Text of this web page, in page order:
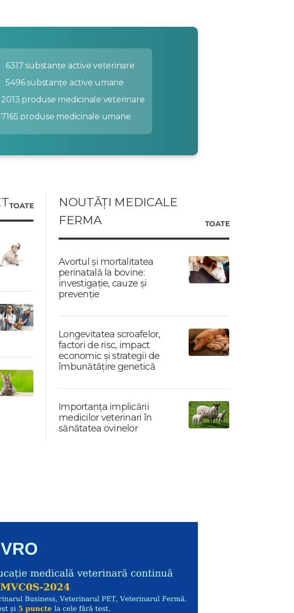
6317 substanțe active veterinare
5496 substanțe active umane
2013 produse medicinale veterinare
7165 produse medicinale umane
TOATE
NOUTĂȚI MEDICALE
FERMA
TOATE
Avortul și mortalitatea
perinatală la bovine:
investigație, cauze și
prevenție
Longevitatea scroafelor,
factori de risc, impact
economic și strategii de
îmbunătățire genetică
Importanța implicării
medicilor veterinari în
sănătatea ovinelor